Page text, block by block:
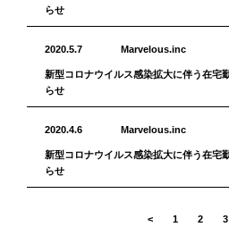
らせ
2020.5.7 Marvelous.inc
新型コロナウイルス感染拡大に伴う在宅
らせ
2020.4.6 Marvelous.inc
新型コロナウイルス感染拡大に伴う在宅
らせ
< 1 2 3